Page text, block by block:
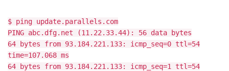
$ ping update.parallels.com
PING abc.dfg.net (11.22.33.44): 56 data bytes
64 bytes from 93.184.221.133: icmp_seq=0 ttl=54
time=107.068 ms
64 bytes from 93.184.221.133: icmp_seq=1 ttl=54